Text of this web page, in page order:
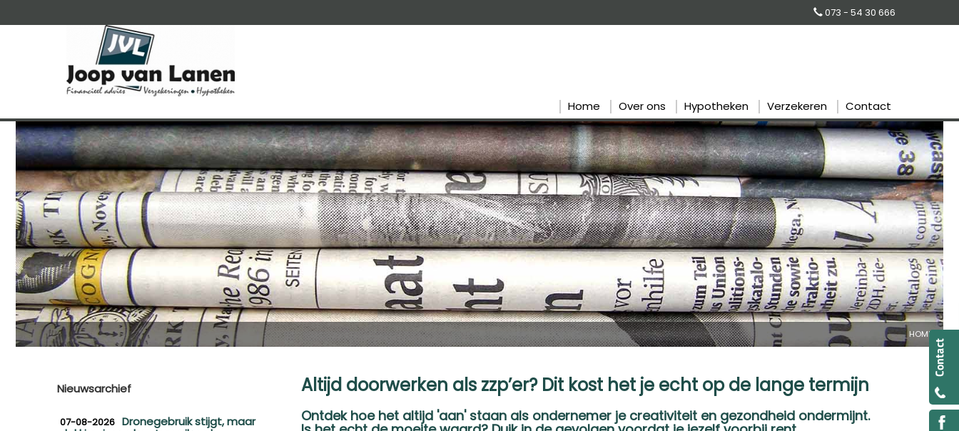
073 - 54 30 666
Home Over ons Hypotheken Verzekeren Contact
HOME
Nieuwsarchief
07-08-2026 Dronegebruik stijgt, maar
Altijd doorwerken als zzp’er? Dit kost het je echt op de lange termijn
Ontdek hoe het altijd 'aan' staan als ondernemer je creativiteit en gezondheid ondermijnt.